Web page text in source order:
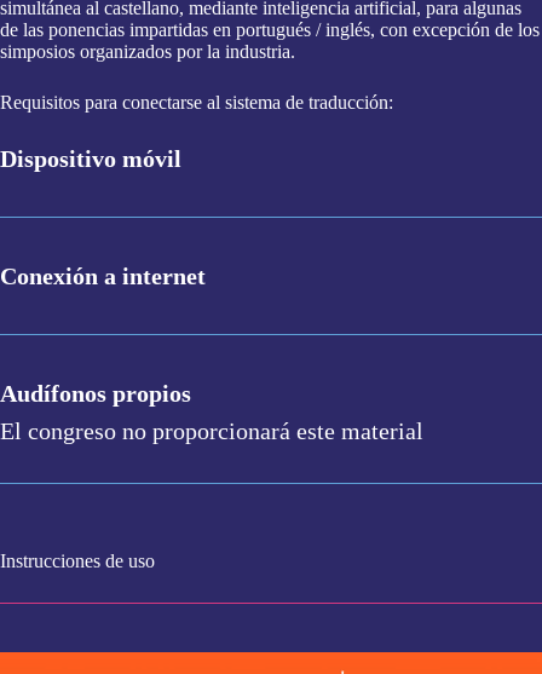
simultánea al castellano, mediante inteligencia artificial, para algunas
de las ponencias impartidas en portugués / inglés, con excepción de los
simposios organizados por la industria.
Requisitos para conectarse al sistema de traducción:
Dispositivo móvil
Conexión a internet
Audífonos propios
El congreso no proporcionará este material
Instrucciones de uso